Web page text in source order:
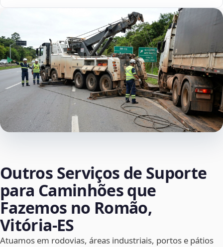
Outros Serviços de Suporte
para Caminhões que
Fazemos no Romão,
Vitória‑ES
Atuamos em rodovias, áreas industriais, portos e pátios